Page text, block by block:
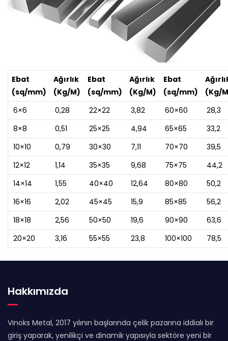
Ebat
(sq/mm)
Ağırlık
(Kg/M)
Ebat
(sq/mm)
Ağırlık
(Kg/M)
Ebat
(sq/mm)
(Kg/
6×6
0,28 22×22 3,82 60×60
28,3
8×8
0,51 25×25 4,94 65×65
33,2
10×10
0,79 30×30 7,11 70×70
39,5
12×12
1,14 35×35 9,68 75×75
44,2
14×14
1,55 40×40 12,64 80×80
50,2
16×16
2,02 45×45 15,9 85×85
56,2
18×18
2,56 50×50 19,6 90×90
63,6
20×20
3,16 55×55 23,8 100×100 78,5
Hakkımızda
Vinoks Metal, 2017 yılının başlarında çelik pazarına iddialı bir
giriş yaparak, yenilikçi ve dinamik yapısıyla sektöre yeni bir